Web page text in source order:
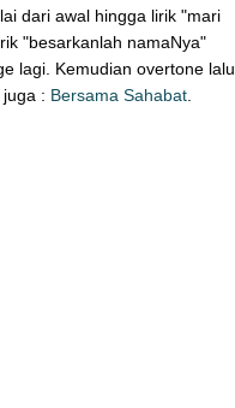
dari awal hingga lirik "mari
"besarkanlah namaNya"
lagi. Kemudian overtone lalu
: Bersama Sahabat